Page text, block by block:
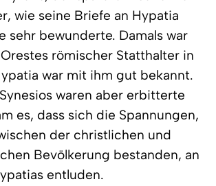
wie seine Briefe an Hypatia
sehr bewunderte. Damals war
römischer Statthalter in
war mit ihm gut bekannt.
waren aber erbitterte
es, dass sich die Spannungen,
der christlichen und
Bevölkerung bestanden, an
entluden.